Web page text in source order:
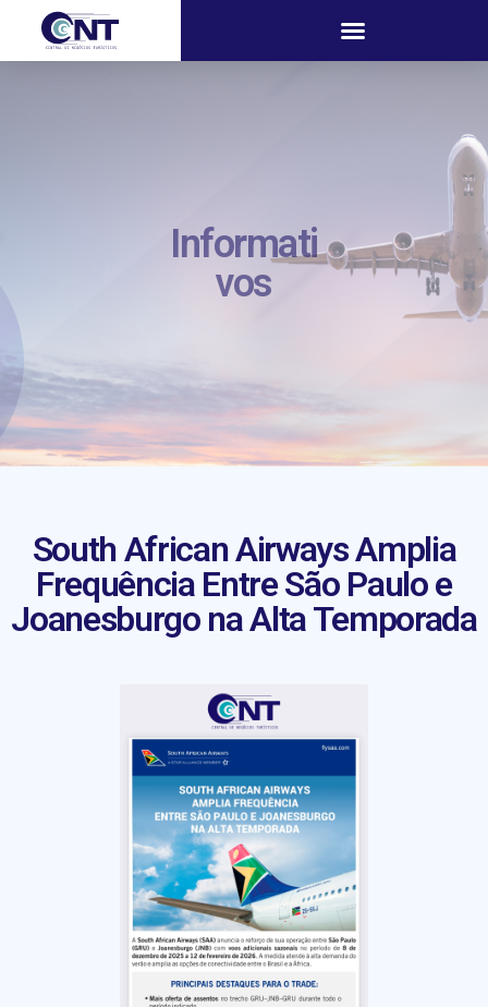
Informati
vos
South African Airways Amplia
Frequência Entre São Paulo e
Joanesburgo na Alta Temporada